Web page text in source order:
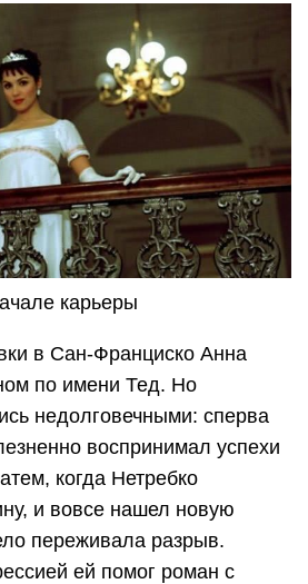
карьеры
в Сан-Франциско Анна
по имени Тед. Но
недолговечными: сперва
воспринимал успехи
когда Нетребко
и вовсе нашел новую
переживала разрыв.
ей помог роман с